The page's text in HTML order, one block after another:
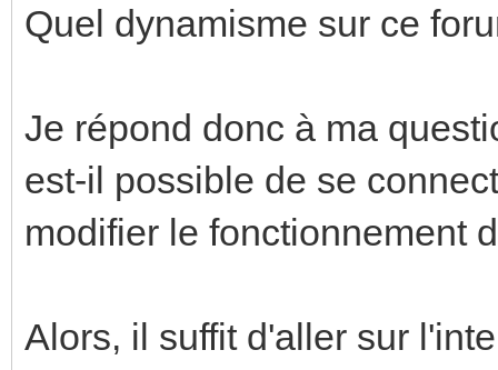
Quel dynamisme sur ce
Je répond donc à ma
est-il possible de se
modifier le fonctionnement
Alors, il suffit d'aller sur